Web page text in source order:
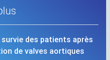
survie des patients après
de valves aortiques